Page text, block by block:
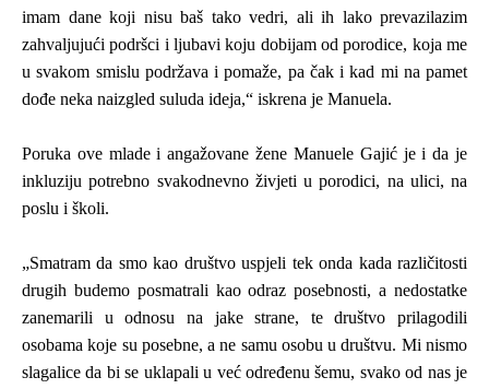
imam dane koji nisu baš tako vedri, ali ih lako prevazilazim
zahvaljujući podršci i ljubavi koju dobijam od porodice, koja me
u svakom smislu podržava i pomaže, pa čak i kad mi na pamet
dođe neka naizgled suluda ideja,“ iskrena je Manuela.
Poruka ove mlade i angažovane žene Manuele Gajić je i da je
inkluziju potrebno svakodnevno živjeti u porodici, na ulici, na
poslu i školi.
„Smatram da smo kao društvo uspjeli tek onda kada različitosti
drugih budemo posmatrali kao odraz posebnosti, a nedostatke
zanemarili u odnosu na jake strane, te društvo prilagodili
osobama koje su posebne, a ne samu osobu u društvu. Mi nismo
slagalice da bi se uklapali u već određenu šemu, svako od nas je